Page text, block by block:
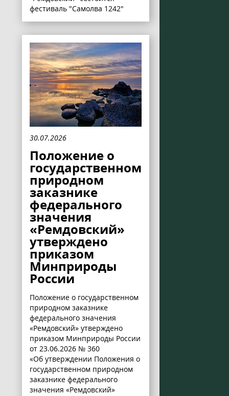
фестиваль "Самолва 1242"
30.07.2026
Положение о
государственном
природном
заказнике
федерального
значения
«Ремдовский»
утверждено
приказом
Минприроды
России
Положение о государственном
природном заказнике
федерального значения
«Ремдовский» утверждено
приказом Минприроды России
от 23.06.2026 № 360
«Об утверждении Положения о
государственном природном
заказнике федерального
значения «Ремдовский»